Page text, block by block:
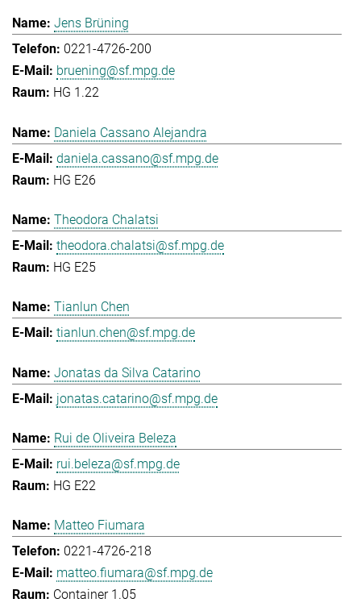
Jens Brüning
0221-4726-200
bruening@sf.mpg.de
HG 1.22
Daniela Cassano Alejandra
daniela.cassano@sf.mpg.de
HG E26
Theodora Chalatsi
theodora.chalatsi@sf.mpg.de
HG E25
Tianlun Chen
tianlun.chen@sf.mpg.de
Jonatas da Silva Catarino
jonatas.catarino@sf.mpg.de
Rui de Oliveira Beleza
rui.beleza@sf.mpg.de
HG E22
Matteo Fiumara
0221-4726-218
matteo.fiumara@sf.mpg.de
Container 1.05